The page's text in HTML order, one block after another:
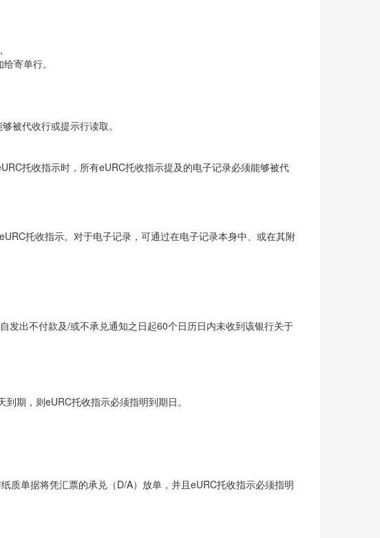
寄单行。
被代收行或提示行读取。
托收指示时，所有eURC托收指示提及的电子记录必须能够被代
托收指示。对于电子记录，可通过在电子记录本身中、或在其附
发出不付款及/或不承兑通知之日起60个日历日内未收到该银行关于
期，则eURC托收指示必须指明到期日。
方式。
质单据将凭汇票的承兑（D/A）放单，并且eURC托收指示必须指明